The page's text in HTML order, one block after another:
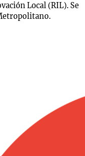
Local (RIL). Se
Notas